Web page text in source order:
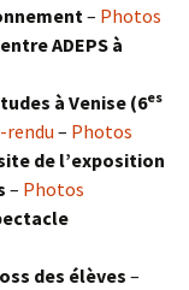
– Photos
ADEPS à
à Venise (6es
– Photos
de l’exposition
– Photos
des élèves–